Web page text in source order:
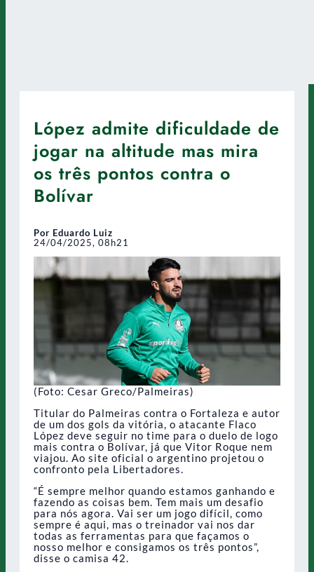
López admite dificuldade de
jogar na altitude mas mira
os três pontos contra o
Bolívar
Por Eduardo Luiz
24/04/2025, 08h21
(Foto: Cesar Greco/Palmeiras)
Titular do Palmeiras contra o Fortaleza e autor
de um dos gols da vitória, o atacante Flaco
López deve seguir no time para o duelo de logo
mais contra o Bolívar, já que Vitor Roque nem
viajou. Ao site oficial o argentino projetou o
confronto pela Libertadores.
“É sempre melhor quando estamos ganhando e
fazendo as coisas bem. Tem mais um desafio
para nós agora. Vai ser um jogo difícil, como
sempre é aqui, mas o treinador vai nos dar
todas as ferramentas para que façamos o
nosso melhor e consigamos os três pontos”,
disse o camisa 42.